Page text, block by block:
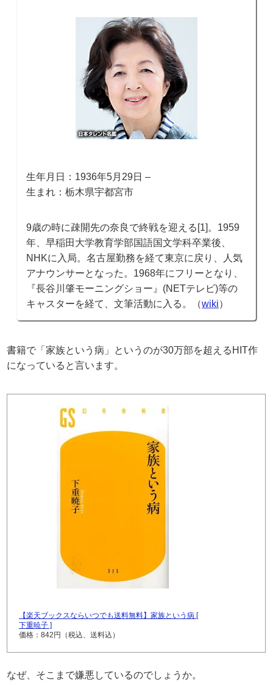
生年月日：1936年5月29日 –
生まれ：栃木県宇都宮市
9歳の時に疎開先の奈良で終戦を迎える[1]。1959
年、早稲田大学教育学部国語国文学科卒業後、
NHKに入局。名古屋勤務を経て東京に戻り、人気
アナウンサーとなった。1968年にフリーとなり、
『長谷川肇モーニングショー』(NETテレビ)等の
キャスターを経て、文筆活動に入る。（wiki）
書籍で「家族という病」というのが30万部を超えるHIT作
になっていると言います。
【楽天ブックスならいつでも送料無料】家族という病 [
下重暁子 ]
価格：842円（税込、送料込）
なぜ、そこまで嫌悪しているのでしょうか。